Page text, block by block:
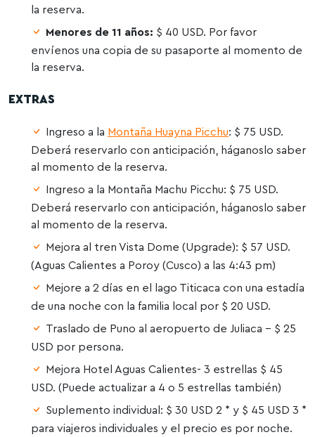
la reserva.
Menores de 11 años: $ 40 USD. Por favor
envíenos una copia de su pasaporte al momento de
la reserva.
EXTRAS
Ingreso a la Montaña Huayna Picchu: $ 75 USD.
Deberá reservarlo con anticipación, háganoslo saber
al momento de la reserva.
Ingreso a la Montaña Machu Picchu: $ 75 USD.
Deberá reservarlo con anticipación, háganoslo saber
al momento de la reserva.
Mejora al tren Vista Dome (Upgrade): $ 57 USD.
(Aguas Calientes a Poroy (Cusco) a las 4:43 pm)
Mejore a 2 días en el lago Titicaca con una estadía
de una noche con la familia local por $ 20 USD.
Traslado de Puno al aeropuerto de Juliaca – $ 25
USD por persona.
Mejora Hotel Aguas Calientes- 3 estrellas $ 45
USD. (Puede actualizar a 4 o 5 estrellas también)
Suplemento individual: $ 30 USD 2 * y $ 45 USD 3 *
para viajeros individuales y el precio es por noche.